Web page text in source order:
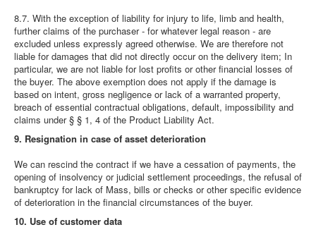
8.7. With the exception of liability for injury to life, limb and health,
further claims of the purchaser - for whatever legal reason - are
excluded unless expressly agreed otherwise. We are therefore not
liable for damages that did not directly occur on the delivery item; In
particular, we are not liable for lost profits or other financial losses of
the buyer. The above exemption does not apply if the damage is
based on intent, gross negligence or lack of a warranted property,
breach of essential contractual obligations, default, impossibility and
claims under § § 1, 4 of the Product Liability Act.
9. Resignation in case of asset deterioration
We can rescind the contract if we have a cessation of payments, the
opening of insolvency or judicial settlement proceedings, the refusal of
bankruptcy for lack of Mass, bills or checks or other specific evidence
of deterioration in the financial circumstances of the buyer.
10. Use of customer data